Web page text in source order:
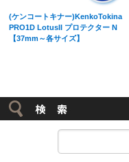
(ケンコートキナー)KenkoTokina
PRO1D LotusII プロテクター N
【37mm～各サイズ】